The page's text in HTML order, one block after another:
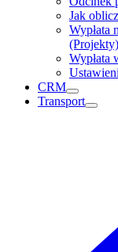
Jak
Wypłata
(Projekty)
Wypłata
CRM
Transport